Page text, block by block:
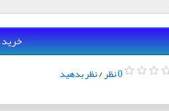
خرید
0 نظر /نظر بدهید